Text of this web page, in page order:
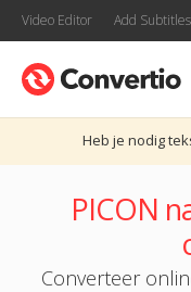
Video Editor Add
Heb je nodig
PICON
Converteer